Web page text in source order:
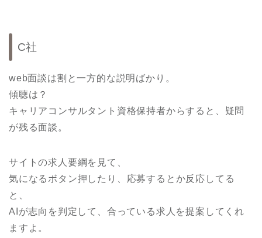
C社
web面談は割と一方的な説明ばかり。
傾聴は？
キャリアコンサルタント資格保持者からすると、疑問
が残る面談。
サイトの求人要綱を見て、
気になるボタン押したり、応募するとか反応してる
と、
AIが志向を判定して、合っている求人を提案してくれ
ますよ。